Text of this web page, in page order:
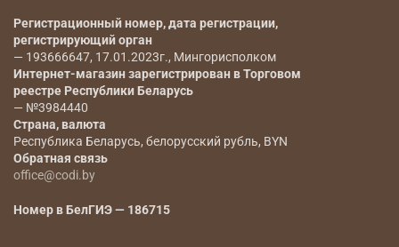
Регистрационный номер, дата регистрации,
регистрирующий орган
— 193666647, 17.01.2023г., Мингорисполком
Интернет-магазин зарегистрирован в Торговом
реестре Республики Беларусь
— №3984440
Страна, валюта
Республика Беларусь, белорусский рубль, BYN
Обратная связь
office@codi.by
Номер в БелГИЭ — 186715